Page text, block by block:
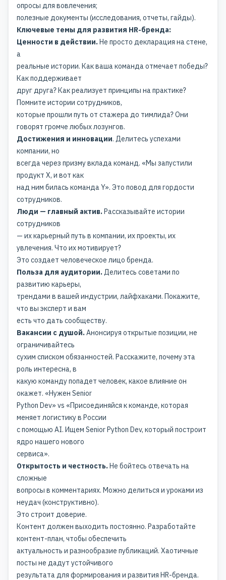
опросы для вовлечения;
полезные документы (исследования, отчеты, гайды).
Ключевые темы для развития HR-бренда:
Ценности в действии.Не просто декларация на стене,
а
реальные истории. Как ваша команда отмечает победы?
Как поддерживает
друг друга? Как реализует принципы на практике?
Помните истории сотрудников,
которые прошли путь от стажера до тимлида? Они
говорят громче любых лозунгов.
Достижения и инновации. Делитесь успехами
компании, но
всегда через призму вклада команд. «Мы запустили
продукт X, и вот как
над ним билась команда Y». Это повод для гордости
сотрудников.
Люди — главный актив.Рассказывайте истории
сотрудников
— их карьерный путь в компании, их проекты, их
увлечения. Что их мотивирует?
Это создает человеческое лицо бренда.
Польза для аудитории.Делитесь советами по
развитию карьеры,
трендами в вашей индустрии, лайфхаками. Покажите,
что вы эксперт и вам
есть что дать сообществу.
Вакансии с душой.Анонсируя открытые позиции, не
ограничивайтесь
сухим списком обязанностей. Расскажите, почему эта
роль интересна, в
какую команду попадет человек, какое влияние он
окажет. «Нужен Senior
Python Dev» vs «Присоединяйся к команде, которая
меняет логистику в России
с помощью AI. Ищем Senior Python Dev, который построит
ядро нашего нового
сервиса».
Открытость и честность.Не бойтесь отвечать на
сложные
вопросы в комментариях. Можно делиться и уроками из
неудач (конструктивно).
Это строит доверие.
Контент должен выходить постоянно. Разработайте
контент-план, чтобы обеспечить
актуальность и разнообразие публикаций. Хаотичные
посты не дадут устойчивого
результата для формирования и развития HR-бренда.